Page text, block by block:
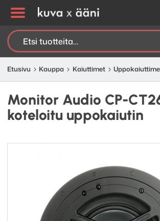
Etsi:
Etusivu Kauppa Kaiuttimet
Monitor Audio CP-
koteloitu uppokaiutin